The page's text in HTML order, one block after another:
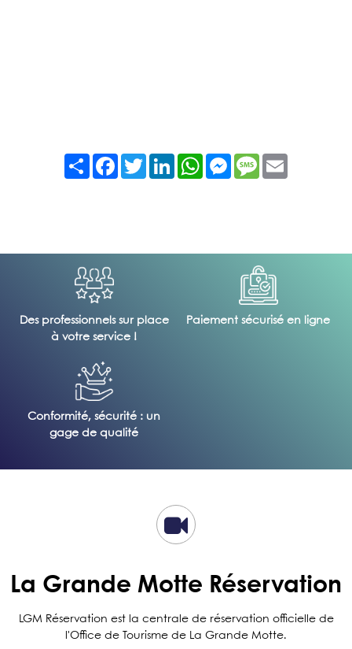
Partager FacebookTwitter LinkedIn WhatsAppMessengerMessage
Des professionnels sur place
à votre service !
Paiement sécurisé en ligne
Conformité, sécurité : un
gage de qualité
La Grande Motte Réservation
LGM Réservation est la centrale de réservation officielle de
l'Office de Tourisme de La Grande Motte.